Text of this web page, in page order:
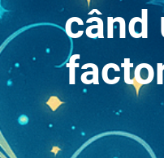
când